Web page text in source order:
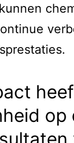
op